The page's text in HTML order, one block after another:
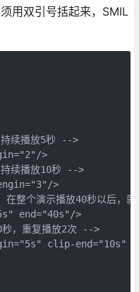
用双引号括起来，SMIL
续播放5秒 -->
>
续播放10秒 -->
>
整个演示播放40秒以后，
end="40s"/>
，重复播放2次 -->
clip-end="10s"